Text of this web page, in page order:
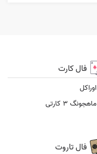
فال کارت
اوراکل
ماهجونگ 3 کارتی
فال تاروت